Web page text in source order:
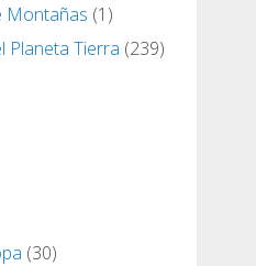
Montañas (1)
Planeta Tierra (239)
(30)